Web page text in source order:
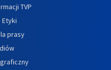
TVP
Etyki
prasy